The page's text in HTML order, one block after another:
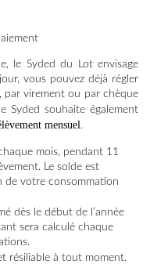
le Syded du Lot envisage
vous pouvez déjà régler
par virement ou par chèque
Syded souhaite également
mensuel.
mois, pendant 11
Le solde est
de votre consommation
dès le début de l’année
sera calculé chaque
résiliable à tout moment.